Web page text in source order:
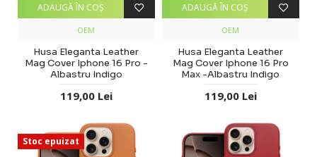
OEM
Husa Eleganta Leather
Mag Cover Iphone 16 Pro -
Albastru Indigo
119,00 Lei
ADAUGĂ ÎN COŞ
OEM
Husa Eleganta Leather
Mag Cover Iphone 16 Pro
Max -Albastru Indigo
119,00 Lei
ADAUGĂ ÎN COŞ
Stoc epuizat